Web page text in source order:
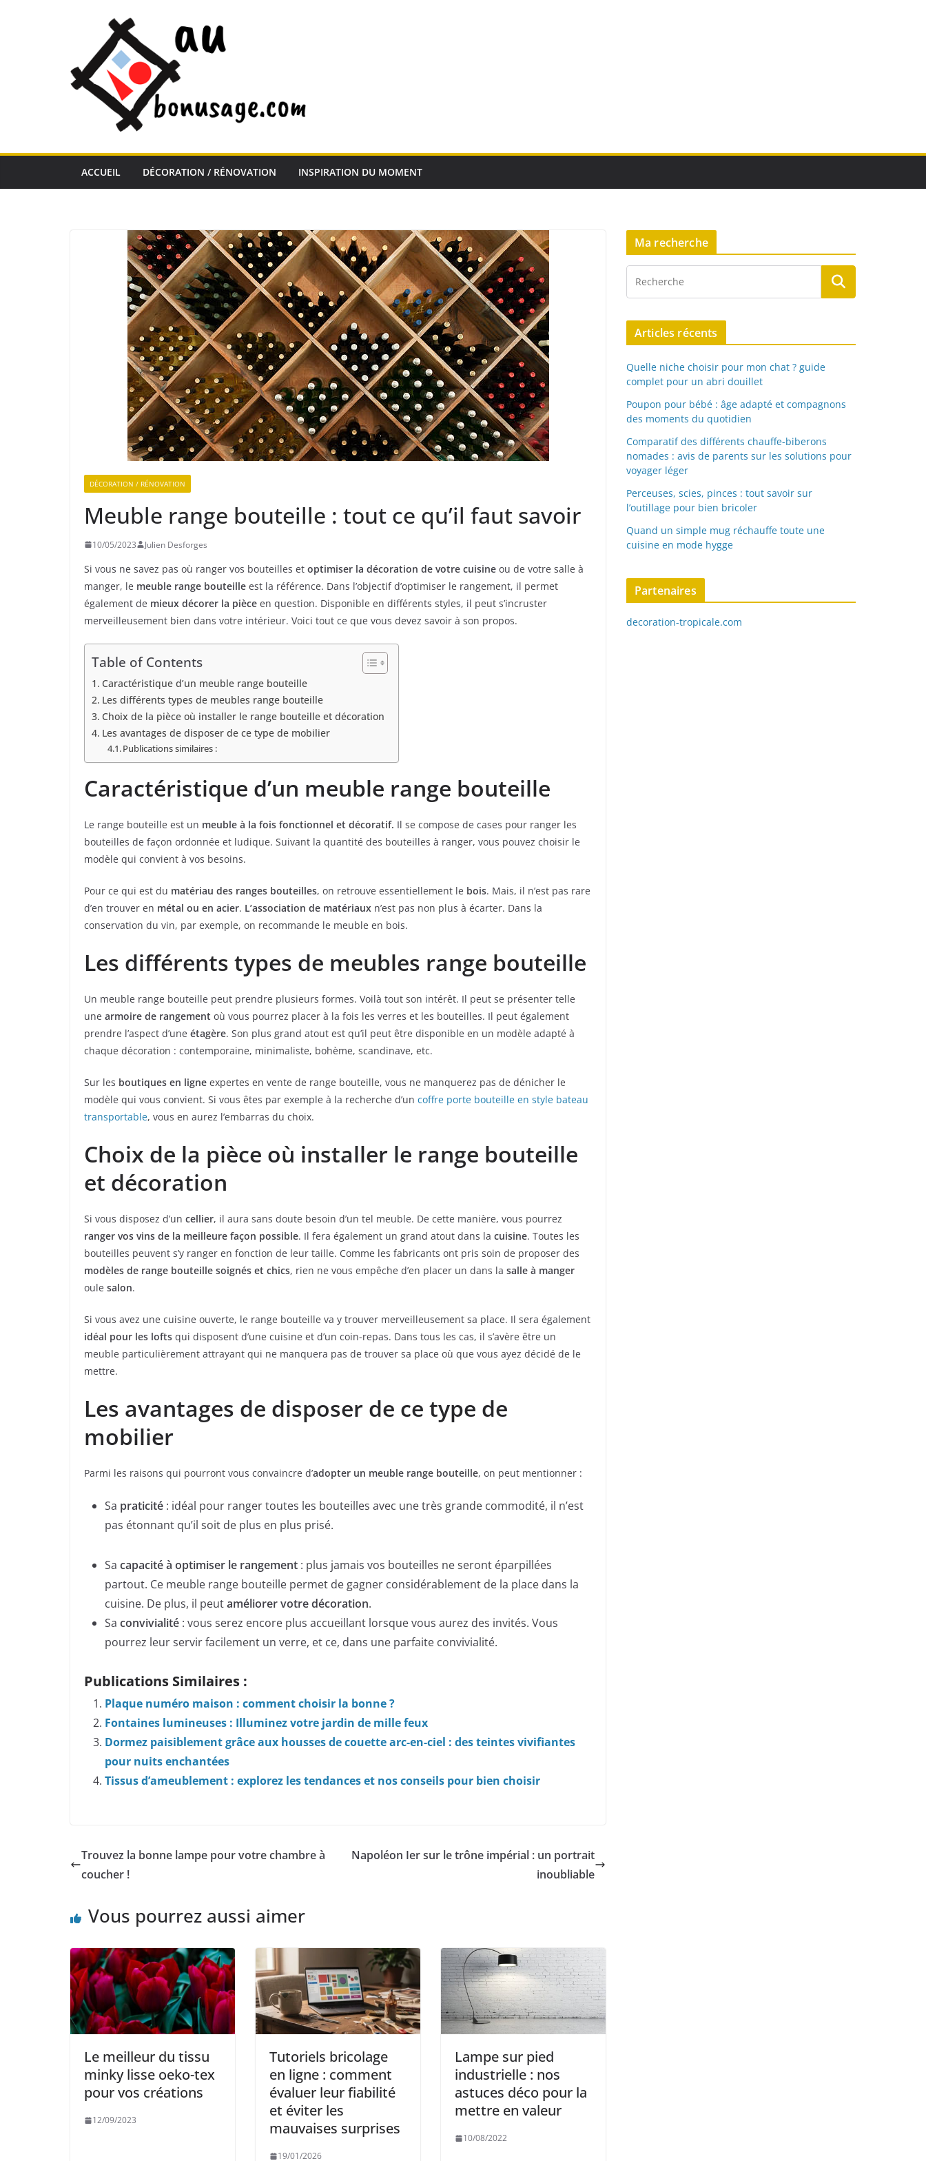
ACCUEIL DÉCORATION / RÉNOVATION INSPIRATION DU MOMENT
DÉCORATION / RÉNOVATION
Meuble range bouteille : tout ce qu’il faut savoir
10/05/2023 Julien Desforges
Si vous ne savez pas où ranger vos bouteilles et optimiser la décoration de votre cuisine ou de votre salle à
manger, le meuble range bouteille est la référence. Dans l’objectif d’optimiser le rangement, il permet
également de mieux décorer la pièce en question. Disponible en différents styles, il peut s’incruster
merveilleusement bien dans votre intérieur. Voici tout ce que vous devez savoir à son propos.
Table of Contents
Caractéristique d’un meuble range bouteille
Les différents types de meubles range bouteille
Choix de la pièce où installer le range bouteille et décoration
Les avantages de disposer de ce type de mobilier
Publications similaires :
Caractéristique d’un meuble range bouteille
Le range bouteille est un meuble à la fois fonctionnel et décoratif. Il se compose de cases pour ranger les
bouteilles de façon ordonnée et ludique. Suivant la quantité des bouteilles à ranger, vous pouvez choisir le
modèle qui convient à vos besoins.
Pour ce qui est du matériau des ranges bouteilles, on retrouve essentiellement le bois. Mais, il n’est pas rare
d’en trouver en métal ou en acier. L’association de matériaux n’est pas non plus à écarter. Dans la
conservation du vin, par exemple, on recommande le meuble en bois.
Les différents types de meubles range bouteille
Un meuble range bouteille peut prendre plusieurs formes. Voilà tout son intérêt. Il peut se présenter telle
une armoire de rangement où vous pourrez placer à la fois les verres et les bouteilles. Il peut également
prendre l’aspect d’une étagère. Son plus grand atout est qu’il peut être disponible en un modèle adapté à
chaque décoration : contemporaine, minimaliste, bohème, scandinave, etc.
Sur les boutiques en ligne expertes en vente de range bouteille, vous ne manquerez pas de dénicher le
modèle qui vous convient. Si vous êtes par exemple à la recherche d’un coffre porte bouteille en style bateau
transportable, vous en aurez l’embarras du choix.
Choix de la pièce où installer le range bouteille
et décoration
Si vous disposez d’un cellier, il aura sans doute besoin d’un tel meuble. De cette manière, vous pourrez
ranger vos vins de la meilleure façon possible. Il fera également un grand atout dans la cuisine. Toutes les
bouteilles peuvent s’y ranger en fonction de leur taille. Comme les fabricants ont pris soin de proposer des
modèles de range bouteille soignés et chics, rien ne vous empêche d’en placer un dans la salle à manger
oule salon.
Si vous avez une cuisine ouverte, le range bouteille va y trouver merveilleusement sa place. Il sera également
idéal pour les lofts qui disposent d’une cuisine et d’un coin-repas. Dans tous les cas, il s’avère être un
meuble particulièrement attrayant qui ne manquera pas de trouver sa place où que vous ayez décidé de le
mettre.
Les avantages de disposer de ce type de
mobilier
Parmi les raisons qui pourront vous convaincre d’adopter un meuble range bouteille, on peut mentionner :
Sa praticité : idéal pour ranger toutes les bouteilles avec une très grande commodité, il n’est
pas étonnant qu’il soit de plus en plus prisé.
Sa capacité à optimiser le rangement : plus jamais vos bouteilles ne seront éparpillées
partout. Ce meuble range bouteille permet de gagner considérablement de la place dans la
cuisine. De plus, il peutaméliorer votre décoration.
Sa convivialité : vous serez encore plus accueillant lorsque vous aurez des invités. Vous
pourrez leur servir facilement un verre, et ce, dans une parfaite convivialité.
Publications Similaires :
Plaque numéro maison : comment choisir la bonne ?
Fontaines lumineuses : Illuminez votre jardin de mille feux
Dormez paisiblement grâce aux housses de couette arc-en-ciel : des teintes vivifiantes
pour nuits enchantées
Tissus d’ameublement : explorez les tendances et nos conseils pour bien choisir
Trouvez la bonne lampe pour votre chambre à
coucher !
Napoléon Ier sur le trône impérial : un portrait
inoubliable
Vous pourrez aussi aimer
Le meilleur du tissu
minky lisse oeko-tex
pour vos créations
12/09/2023
Tutoriels bricolage
en ligne : comment
évaluer leur fiabilité
et éviter les
mauvaises surprises
19/01/2026
Lampe sur pied
industrielle : nos
astuces déco pour la
mettre en valeur
10/08/2022
Ma recherche
Articles récents
Quelle niche choisir pour mon chat ? guide
complet pour un abri douillet
Poupon pour bébé : âge adapté et compagnons
des moments du quotidien
Comparatif des différents chauffe-biberons
nomades : avis de parents sur les solutions pour
voyager léger
Perceuses, scies, pinces : tout savoir sur
l’outillage pour bien bricoler
Quand un simple mug réchauffe toute une
cuisine en mode hygge
Partenaires
decoration-tropicale.com